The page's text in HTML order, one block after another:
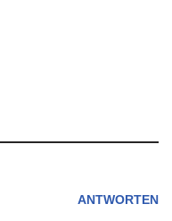
ANTWORTEN